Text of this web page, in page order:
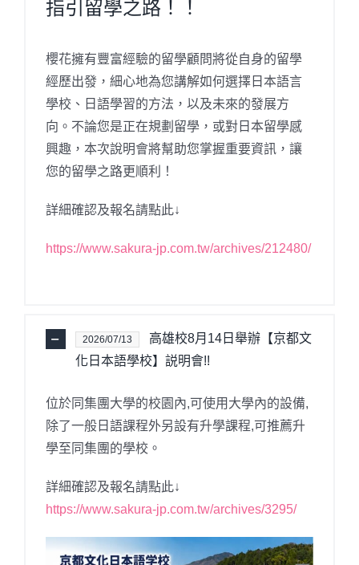
指引留學之路！！
櫻花擁有豐富經驗的留學顧問將從自身的留學
經歷出發，細心地為您講解如何選擇日本語言
學校、日語學習的方法，以及未來的發展方
向。不論您是正在規劃留學，或對日本留學感
興趣，本次說明會將幫助您掌握重要資訊，讓
您的留學之路更順利！
詳細確認及報名請點此↓
https://www.sakura-jp.com.tw/archives/212480/
2026/07/13
高雄校8月14日舉辦【京都文
化日本語學校】説明會!!
位於同集團大學的校園內,可使用大學內的設備,
除了一般日語課程外另設有升學課程,可推薦升
學至同集團的學校。
詳細確認及報名請點此↓
https://www.sakura-jp.com.tw/archives/3295/